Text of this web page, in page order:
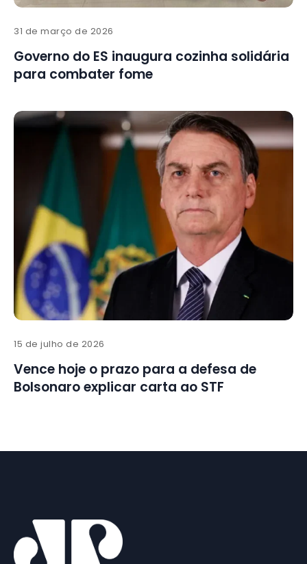
31 de março de 2026
Governo do ES inaugura cozinha solidária
para combater fome
15 de julho de 2026
Vence hoje o prazo para a defesa de
Bolsonaro explicar carta ao STF